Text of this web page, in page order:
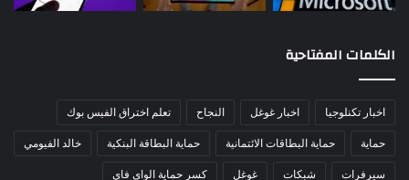
الكلمات المفتاحية
اخبار تكنلوجيا اخبار غوغل النجاح تعلم اختراق الفيس بوك
حماية حماية البطاقات الائتمانية حماية البطاقة البنكية خالد الفيومي
سيرفرات شبكات غوغل كسر حماية الواي فاي